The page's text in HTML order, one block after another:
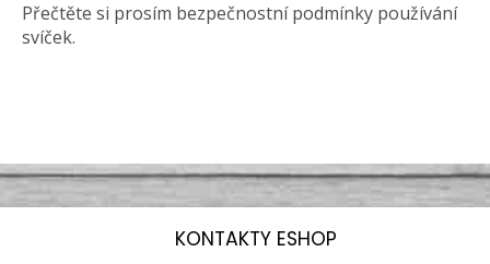
Přečtěte si prosím bezpečnostní podmínky používání
svíček.
KONTAKTY ESHOP